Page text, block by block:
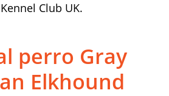
Club UK.
perro Gray
Elkhound